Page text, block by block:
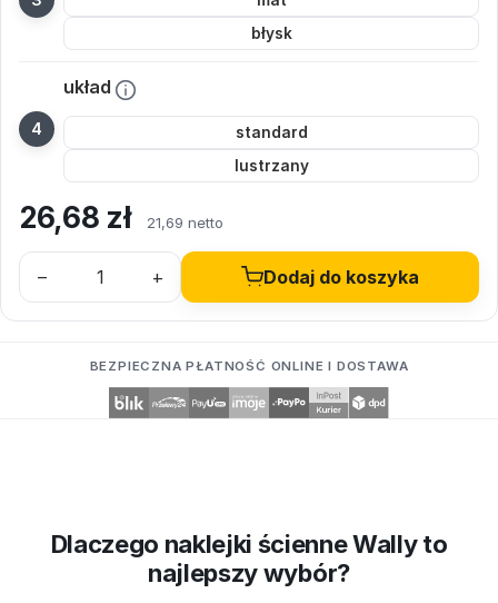
błysk
układ
standard
lustrzany
26,68 zł 21,69 netto
– + Dodaj do koszyka
BEZPIECZNA PŁATNOŚĆ ONLINE I DOSTAWA
Dlaczego naklejki ścienne Wally to
najlepszy wybór?